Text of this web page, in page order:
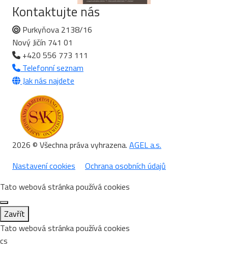
Kontaktujte nás
Purkyňova 2138/16
Nový Jičín 741 01
+420 556 773 111
Telefonní seznam
Jak nás najdete
2026 © Všechna práva vyhrazena. AGEL a.s.
Nastavení cookies
Ochrana osobních údajů
Tato webová stránka používá cookies
Zavřít
Tato webová stránka používá cookies
cs